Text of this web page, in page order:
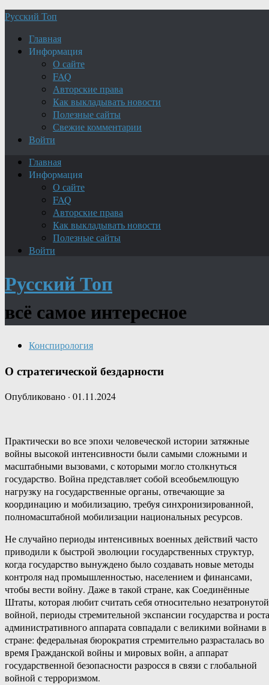
Русский Топ
Главная
Информация
О сайте
FAQ
Авторские права
Как выкладывать новости
Полезные сайты
Свежие комментарии
Войти
Главная
Информация
О сайте
FAQ
Авторские права
Как выкладывать новости
Полезные сайты
Войти
Русский Топ
всё самое интересное
Конспирология
О стратегической бездарности
Опубликовано · 01.11.2024
Практически во все эпохи человеческой истории затяжные
войны высокой интенсивности были самыми сложными и
масштабными вызовами, с которыми могло столкнуться
государство. Война представляет собой всеобьемлющую
нагрузку на государственные органы, отвечающие за
координацию и мобилизацию, требуя синхронизированной,
полномасштабной мобилизации национальных ресурсов.
Не случайно периоды интенсивных военных действий часто
приводили к быстрой эволюции государственных структур,
когда государство вынуждено было создавать новые методы
контроля над промышленностью, населением и финансами,
чтобы вести войну. Даже в такой стране, как Соединённые
Штаты, которая любит считать себя относительно незатронутой
войной, периоды стремительной экспансии государства и роста
административного аппарата совпадали с великими войнами в
стране: федеральная бюрократия стремительно разрасталась во
время Гражданской войны и мировых войн, а аппарат
государственной безопасности разросся в связи с глобальной
войной с терроризмом.